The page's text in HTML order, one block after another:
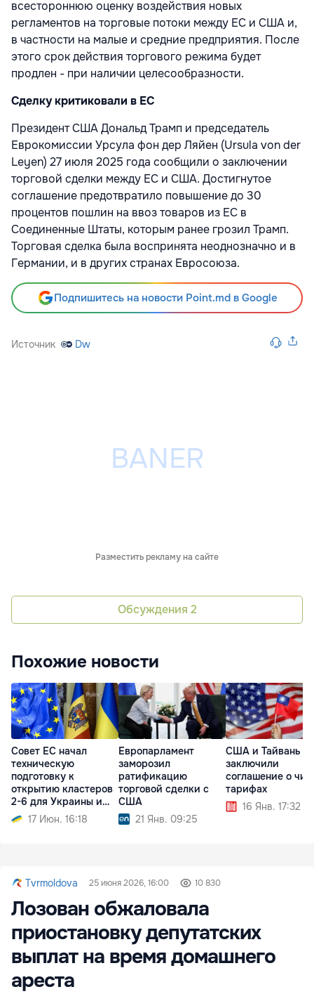
всестороннюю оценку воздействия новых
регламентов на торговые потоки между ЕС и США и,
в частности на малые и средние предприятия. После
этого срок действия торгового режима будет
продлен - при наличии целесообразности.
Сделку критиковали в ЕС
Президент США Дональд Трамп и председатель
Еврокомиссии Урсула фон дер Ляйен (Ursula von der
Leyen) 27 июля 2025 года сообщили о заключении
торговой сделки между ЕС и США. Достигнутое
соглашение предотвратило повышение до 30
процентов пошлин на ввоз товаров из ЕС в
Соединенные Штаты, которым ранее грозил Трамп.
Торговая сделка была воспринята неоднозначно и в
Германии, и в других странах Евросоюза.
Подпишитесь на новости Point.md в Google
Источник Dw
Разместить рекламу на сайте
Обсуждения 2
Похожие новости
Совет ЕС начал
техническую
подготовку к
открытию кластеров
2-6 для Украины и
Молдовы
17 Июн. 16:18
Европарламент
заморозил
ратификацию
торговой сделки с
США
21 Янв. 09:25
США и Тайвань
заключили
соглашение о
тарифах
16 Янв. 17:32
Tvrmoldova 25 июня 2026, 16:00 10 830
Лозован обжаловала
приостановку депутатских
выплат на время домашнего
ареста